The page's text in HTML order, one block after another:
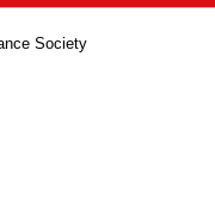
Society